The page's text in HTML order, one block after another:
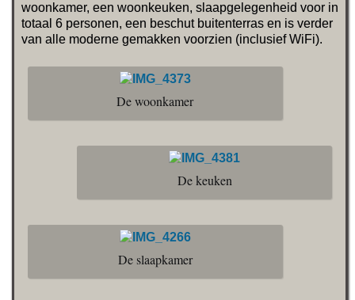
woonkamer, een woonkeuken, slaapgelegenheid voor in
totaal 6 personen, een beschut buitenterras en is verder
van alle moderne gemakken voorzien (inclusief WiFi).
De woonkamer
De keuken
De slaapkamer